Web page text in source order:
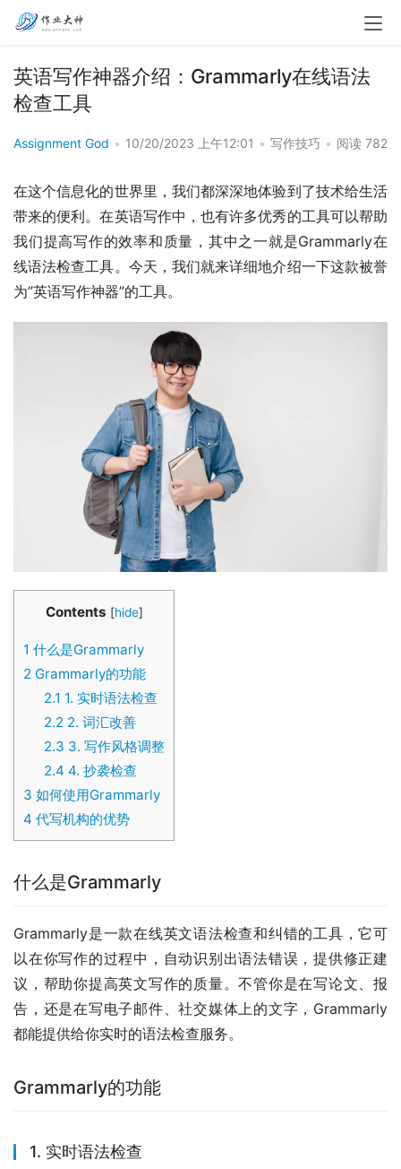
英语写作神器介绍：Grammarly在线语法
检查工具
Assignment God • 10/20/2023 上午12:01 • 写作技巧 • 阅读 782
在这个信息化的世界里，我们都深深地体验到了技术给生活
带来的便利。在英语写作中，也有许多优秀的工具可以帮助
我们提高写作的效率和质量，其中之一就是Grammarly在
线语法检查工具。今天，我们就来详细地介绍一下这款被誉
为”英语写作神器”的工具。
Contents [hide]
1 什么是Grammarly
2 Grammarly的功能
2.1 1. 实时语法检查
2.2 2. 词汇改善
2.3 3. 写作风格调整
2.4 4. 抄袭检查
3 如何使用Grammarly
4 代写机构的优势
什么是Grammarly
Grammarly是一款在线英文语法检查和纠错的工具，它可
以在你写作的过程中，自动识别出语法错误，提供修正建
议，帮助你提高英文写作的质量。不管你是在写论文、报
告，还是在写电子邮件、社交媒体上的文字，Grammarly
都能提供给你实时的语法检查服务。
Grammarly的功能
1. 实时语法检查